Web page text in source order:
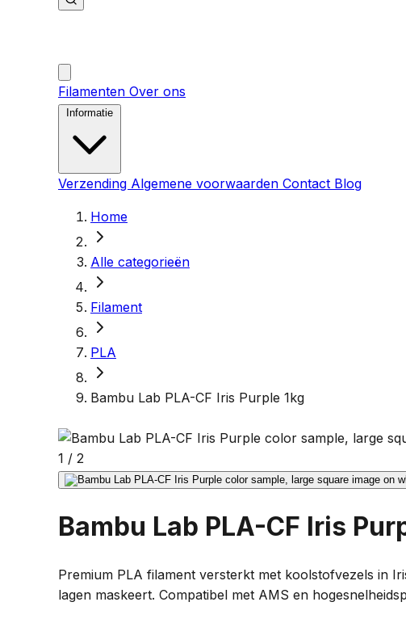
Filamenten Over ons
Verzending Algemene voorwaarden Contact Blog
Home
Alle categorieën
Filament
PLA
Bambu Lab PLA-CF Iris Purple 1kg
1 / 2
Bambu Lab PLA-CF Iris
Premium PLA filament versterkt met koolstofvezels in
lagen maskeert. Compatibel met AMS en